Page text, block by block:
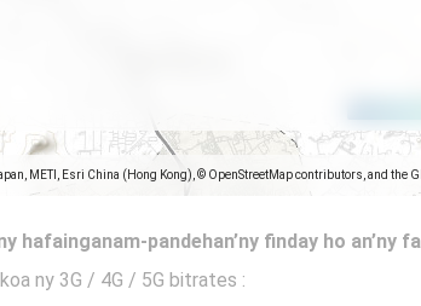
METI, Esri China (Hong Kong), © OpenStreetMap contributors, and the
hafainganam-pandehan’ny finday ho an’ny
ny 3G / 4G / 5G bitrates :